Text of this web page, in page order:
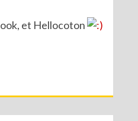
et Hellocoton